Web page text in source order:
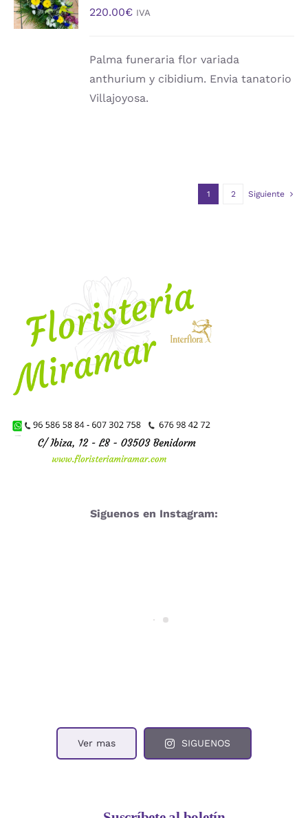
/
DETALLES
220.00€ IVA
Palma funeraria flor variada
anthurium y cibidium. Envia tanatorio
Villajoyosa.
1 2 Siguiente
Siguenos en Instagram:
Ver mas SIGUENOS